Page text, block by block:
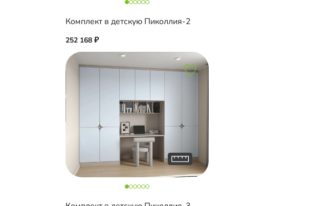
Комплект в детскую Пиколлия-2
252 168